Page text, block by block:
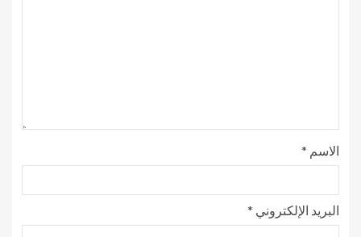
الاسم *
البريد الإلكتروني *